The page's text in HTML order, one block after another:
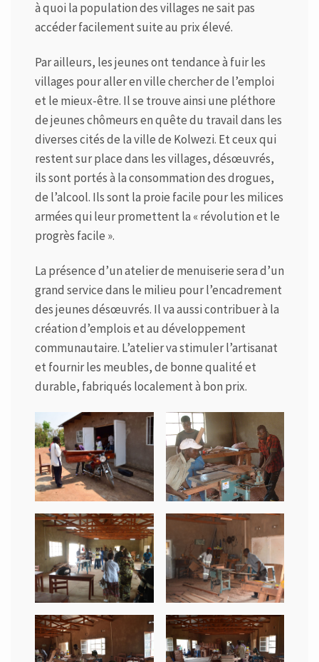
à quoi la population des villages ne sait pas
accéder facilement suite au prix élevé.
Par ailleurs, les jeunes ont tendance à fuir les
villages pour aller en ville chercher de l’emploi
et le mieux-être. Il se trouve ainsi une pléthore
de jeunes chômeurs en quête du travail dans les
diverses cités de la ville de Kolwezi. Et ceux qui
restent sur place dans les villages, désœuvrés,
ils sont portés à la consommation des drogues,
de l’alcool. Ils sont la proie facile pour les milices
armées qui leur promettent la « révolution et le
progrès facile ».
La présence d’un atelier de menuiserie sera d’un
grand service dans le milieu pour l’encadrement
des jeunes désœuvrés. Il va aussi contribuer à la
création d’emplois et au développement
communautaire. L’atelier va stimuler l’artisanat
et fournir les meubles, de bonne qualité et
durable, fabriqués localement à bon prix.